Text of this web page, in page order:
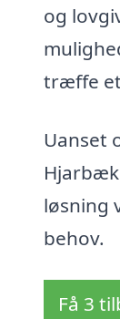
og
træffe
Uanset
løsning
behov.
Få 3